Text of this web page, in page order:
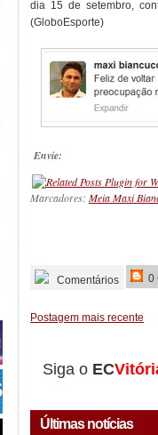
dia 15 de setembro,
(GloboEsporte)
Envie:
Marcadores: Meia Maxi
Comentários 0
Postagem mais recente
Siga o EC
Últimas notícias